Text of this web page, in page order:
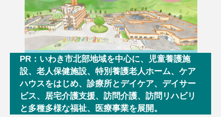
PR：いわき市北部地域を中心に、児童養護施
設、老人保健施設、特別養護老人ホーム、ケア
ハウスをはじめ、診療所とデイケア、デイサー
ビス、居宅介護支援、訪問介護、訪問リハビリ
と多種多様な福祉、医療事業を展開。